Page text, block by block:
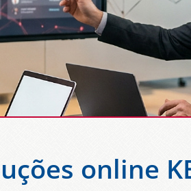
online